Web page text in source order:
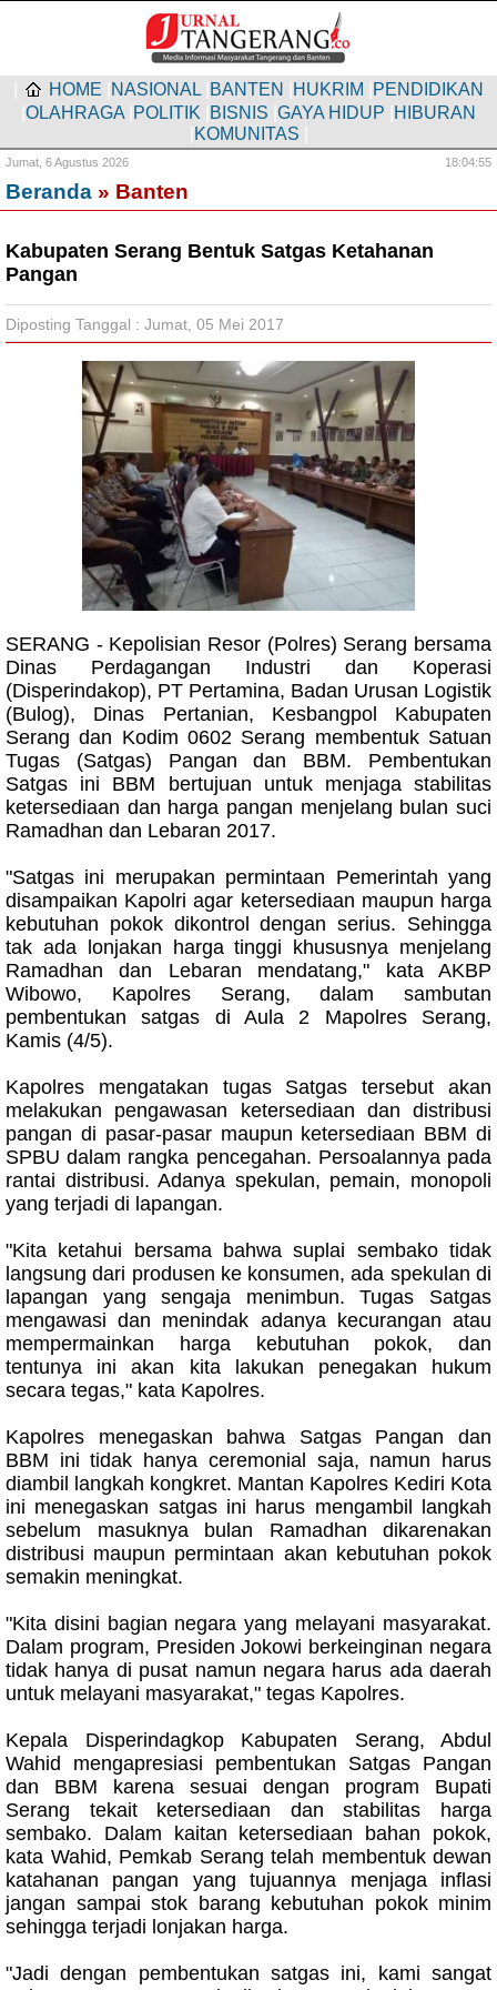
HOME NASIONAL BANTEN HUKRIM PENDIDIKAN
OLAHRAGA POLITIK BISNIS GAYA HIDUP HIBURAN
KOMUNITAS
Jumat, 6 Agustus 2026 18:04:56
Beranda » Banten
Kabupaten Serang Bentuk Satgas Ketahanan
Pangan
Diposting Tanggal : Jumat, 05 Mei 2017
SERANG - Kepolisian Resor (Polres) Serang bersama
Dinas Perdagangan Industri dan Koperasi
(Disperindakop), PT Pertamina, Badan Urusan Logistik
(Bulog), Dinas Pertanian, Kesbangpol Kabupaten
Serang dan Kodim 0602 Serang membentuk Satuan
Tugas (Satgas) Pangan dan BBM. Pembentukan
Satgas ini BBM bertujuan untuk menjaga stabilitas
ketersediaan dan harga pangan menjelang bulan suci
Ramadhan dan Lebaran 2017.
"Satgas ini merupakan permintaan Pemerintah yang
disampaikan Kapolri agar ketersediaan maupun harga
kebutuhan pokok dikontrol dengan serius. Sehingga
tak ada lonjakan harga tinggi khususnya menjelang
Ramadhan dan Lebaran mendatang," kata AKBP
Wibowo, Kapolres Serang, dalam sambutan
pembentukan satgas di Aula 2 Mapolres Serang,
Kamis (4/5).
Kapolres mengatakan tugas Satgas tersebut akan
melakukan pengawasan ketersediaan dan distribusi
pangan di pasar-pasar maupun ketersediaan BBM di
SPBU dalam rangka pencegahan. Persoalannya pada
rantai distribusi. Adanya spekulan, pemain, monopoli
yang terjadi di lapangan.
"Kita ketahui bersama bahwa suplai sembako tidak
langsung dari produsen ke konsumen, ada spekulan di
lapangan yang sengaja menimbun. Tugas Satgas
mengawasi dan menindak adanya kecurangan atau
mempermainkan harga kebutuhan pokok, dan
tentunya ini akan kita lakukan penegakan hukum
secara tegas," kata Kapolres.
Kapolres menegaskan bahwa Satgas Pangan dan
BBM ini tidak hanya ceremonial saja, namun harus
diambil langkah kongkret. Mantan Kapolres Kediri Kota
ini menegaskan satgas ini harus mengambil langkah
sebelum masuknya bulan Ramadhan dikarenakan
distribusi maupun permintaan akan kebutuhan pokok
semakin meningkat.
"Kita disini bagian negara yang melayani masyarakat.
Dalam program, Presiden Jokowi berkeinginan negara
tidak hanya di pusat namun negara harus ada daerah
untuk melayani masyarakat," tegas Kapolres.
Kepala Disperindagkop Kabupaten Serang, Abdul
Wahid mengapresiasi pembentukan Satgas Pangan
dan BBM karena sesuai dengan program Bupati
Serang tekait ketersediaan dan stabilitas harga
sembako. Dalam kaitan ketersediaan bahan pokok,
kata Wahid, Pemkab Serang telah membentuk dewan
katahanan pangan yang tujuannya menjaga inflasi
jangan sampai stok barang kebutuhan pokok minim
sehingga terjadi lonjakan harga.
"Jadi dengan pembentukan satgas ini, kami sangat